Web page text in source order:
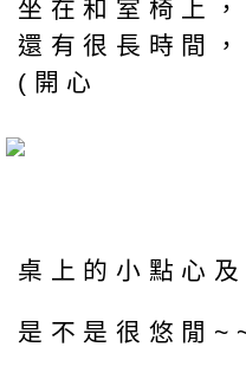
坐在和室椅上
還有很長時間
(開心
桌上的小點心
是不是很悠閒